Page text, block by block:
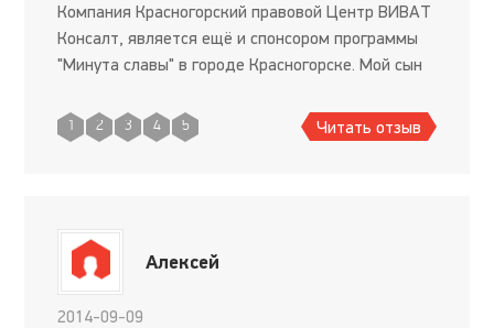
Компания Красногорский правовой Центр ВИВАТ
Консалт, является ещё и спонсором программы
"Минута славы" в городе Красногорске. Мой сын
ВИВАТ-Победа:&nbsp;http://ww
1 2 3 4 5 Читать отзыв
Алексей
2014-09-09